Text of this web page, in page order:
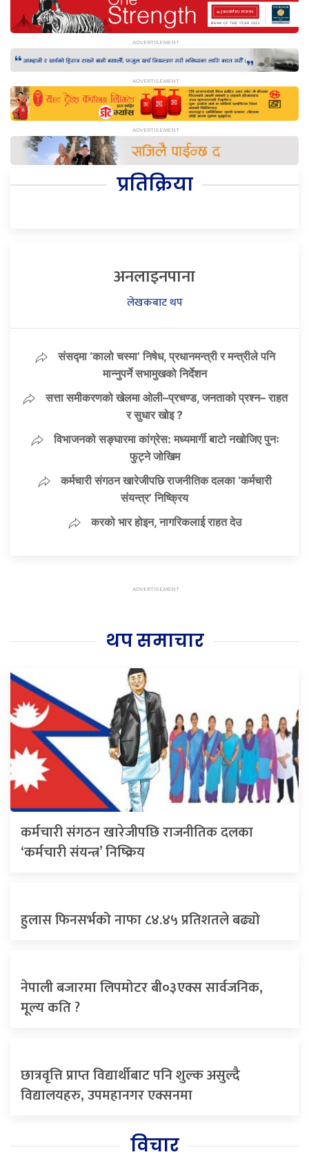
प्रतिक्रिया
अनलाइनपाना
लेखकबाट थप
संसद्मा ‘कालो चस्मा’ निषेध, प्रधानमन्त्री र मन्त्रीले पनि
मान्नुपर्ने सभामुखको निर्देशन
सत्ता समीकरणको खेलमा ओली–प्रचण्ड, जनताको प्रश्न– राहत
र सुधार खोइ ?
विभाजनको सङ्घारमा कांग्रेस: मध्यमार्गी बाटो नखोजिए पुनः
फुट्ने जोखिम
कर्मचारी संगठन खारेजीपछि राजनीतिक दलका ‘कर्मचारी
संयन्त्र’ निष्क्रिय
करको भार होइन, नागरिकलाई राहत देउ
थप समाचार
कर्मचारी संगठन खारेजीपछि राजनीतिक दलका
‘कर्मचारी संयन्त्र’ निष्क्रिय
हुलास फिनसर्भको नाफा ८४.४५ प्रतिशतले बढ्यो
नेपाली बजारमा लिपमोटर बी०३एक्स सार्वजनिक,
मूल्य कति ?
छात्रवृत्ति प्राप्त विद्यार्थीबाट पनि शुल्क असुल्दै
विद्यालयहरु, उपमहानगर एक्सनमा
विचार